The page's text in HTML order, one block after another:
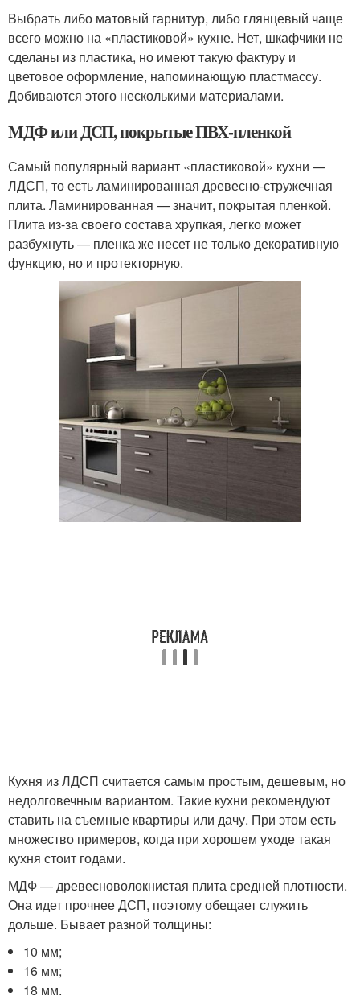
Выбрать либо матовый гарнитур, либо глянцевый чаще
всего можно на «пластиковой» кухне. Нет, шкафчики не
сделаны из пластика, но имеют такую фактуру и
цветовое оформление, напоминающую пластмассу.
Добиваются этого несколькими материалами.
МДФ или ДСП, покрытые ПВХ-пленкой
Самый популярный вариант «пластиковой» кухни —
ЛДСП, то есть ламинированная древесно-стружечная
плита. Ламинированная — значит, покрытая пленкой.
Плита из-за своего состава хрупкая, легко может
разбухнуть — пленка же несет не только декоративную
функцию, но и протекторную.
Кухня из ЛДСП считается самым простым, дешевым, но
недолговечным вариантом. Такие кухни рекомендуют
ставить на съемные квартиры или дачу. При этом есть
множество примеров, когда при хорошем уходе такая
кухня стоит годами.
МДФ — древесноволокнистая плита средней плотности.
Она идет прочнее ДСП, поэтому обещает служить
дольше. Бывает разной толщины:
10 мм;
16 мм;
18 мм.